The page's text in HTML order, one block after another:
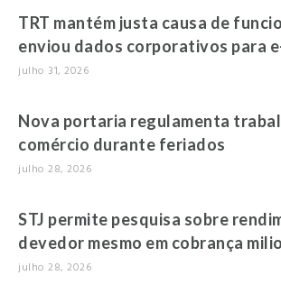
TRT mantém justa causa de
enviou dados corporativos para
julho 31, 2026
Nova portaria regulamenta
comércio durante feriados
julho 28, 2026
STJ permite pesquisa sobre
devedor mesmo em cobrança
julho 28, 2026